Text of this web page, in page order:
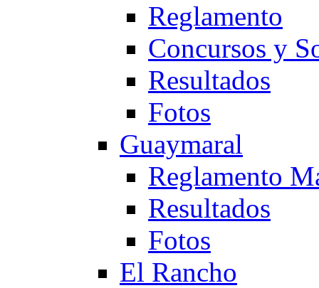
Reglamento
Concursos y
Resultados
Fotos
Guaymaral
Reglamento
Resultados
Fotos
El Rancho